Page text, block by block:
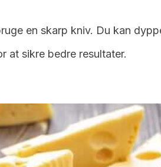
en skarp kniv. Du kan
at sikre bedre resultater.